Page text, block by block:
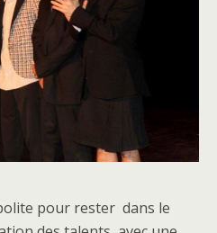
pour rester dans le